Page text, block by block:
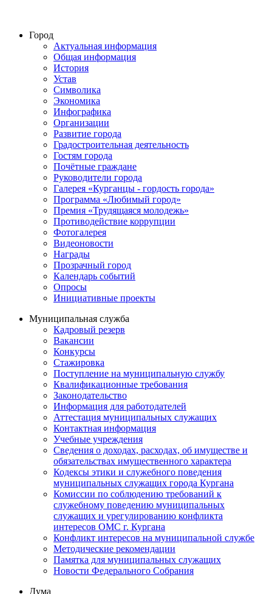
Город
Актуальная информация
Общая информация
История
Устав
Символика
Экономика
Инфографика
Организации
Развитие города
Градостроительная деятельность
Гостям города
Почётные граждане
Руководители города
Галерея «Курганцы - гордость города»
Программа «Любимый город»
Премия «Трудящаяся молодежь»
Противодействие коррупции
Фотогалерея
Видеоновости
Награды
Прозрачный город
Календарь событий
Опросы
Инициативные проекты
Муниципальная служба
Кадровый резерв
Вакансии
Конкурсы
Стажировка
Поступление на муниципальную службу
Квалификационные требования
Законодательство
Информация для работодателей
Аттестация муниципальных служащих
Контактная информация
Учебные учреждения
Сведения о доходах, расходах, об имуществе и
обязательствах имущественного характера
Кодексы этики и служебного поведения
муниципальных служащих города Кургана
Комиссии по соблюдению требований к
служебному поведению муниципальных
служащих и урегулированию конфликта
интересов ОМС г. Кургана
Конфликт интересов на муниципальной службе
Методические рекомендации
Памятка для муниципальных служащих
Новости Федерального Cобрания
Дума